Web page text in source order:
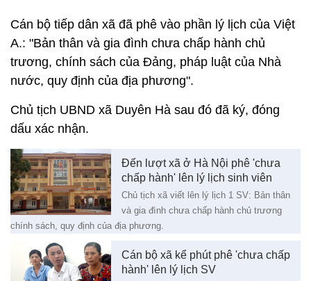
Cán bộ tiếp dân xã đã phê vào phần lý lịch của Việt
A.: "Bản thân và gia đình chưa chấp hành chủ
trương, chính sách của Đảng, pháp luật của Nhà
nước, quy định của địa phương".
Chủ tịch UBND xã Duyên Hà sau đó đã ký, đóng
dấu xác nhận.
Đến lượt xã ở Hà Nội phê 'chưa
chấp hành' lên lý lịch sinh viên
Chủ tịch xã viết lên lý lịch 1 SV: Bản thân
và gia đình chưa chấp hành chủ trương
chính sách, quy định của địa phương.
Cán bộ xã kể phút phê 'chưa chấp
hành' lên lý lịch SV